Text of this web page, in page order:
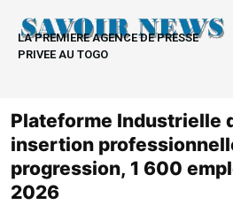
contenu
LA PREMIERE AGENCE DE PRESSE
PRIVEE AU TOGO
Plateforme Industrielle
insertion
progression, 1 600
2026